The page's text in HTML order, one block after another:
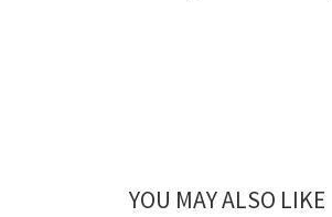
YOU MAY ALSO LIKE